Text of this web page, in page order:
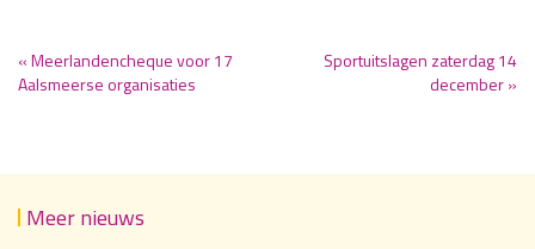
« Meerlandencheque voor 17
Aalsmeerse organisaties
Sportuitslagen zaterdag 14
december »
Meer nieuws